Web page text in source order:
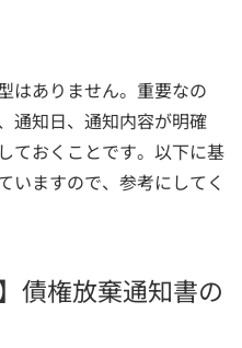
はありません。重要なの
通知日、通知内容が明確
ておくことです。以下に基
いますので、参考にしてく
債権放棄通知書の